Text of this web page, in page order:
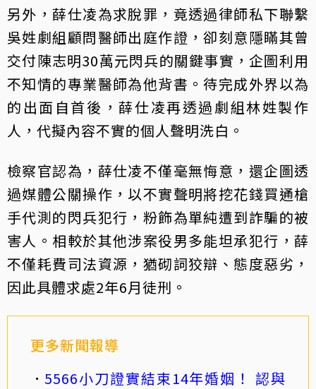
另外，薛仕凌為求脫罪，竟透過律師私下聯繫
吳姓劇組顧問醫師出庭作證，卻刻意隱瞞其曾
交付陳志明30萬元閃兵的關鍵事實，企圖利用
不知情的專業醫師為他背書。待完成外界以為
的出面自首後，薛仕凌再透過劇組林姓製作
人，代擬內容不實的個人聲明洗白。
檢察官認為，薛仕凌不僅毫無悔意，還企圖透
過媒體公關操作，以不實聲明將挖花錢買通槍
手代測的閃兵犯行，粉飾為單純遭到詐騙的被
害人。相較於其他涉案役男多能坦承犯行，薛
不僅耗費司法資源，猶砌詞狡辯、態度惡劣，
因此具體求處2年6月徒刑。
更多新聞報導
5566小刀證實結束14年婚姻！ 認與